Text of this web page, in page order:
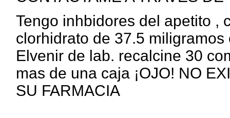
Tengo inhbidores del apetito ,
clorhidrato de 37.5
Elvenir de lab. recalcine 30
mas de una caja ¡OJO! NO
SU FARMACIA